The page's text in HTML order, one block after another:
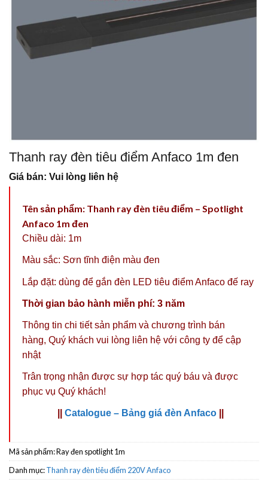
Thanh ray đèn tiêu điểm Anfaco 1m đen
Giá bán: Vui lòng liên hệ
Tên sản phẩm: Thanh ray đèn tiêu điểm – Spotlight
Anfaco 1m đen
Chiều dài: 1m
Màu sắc: Sơn tĩnh điện màu đen
Lắp đặt: dùng để gắn đèn LED tiêu điểm Anfaco đế ray
Thời gian bảo hành miễn phí: 3 năm
Thông tin chi tiết sản phẩm và chương trình bán
hàng, Quý khách vui lòng liên hệ với công ty để cập
nhật
Trân trọng nhận được sự hợp tác quý báu và được
phục vụ Quý khách!
Catalogue – Bảng giá đèn Anfaco
Mã sản phẩm:Ray đen spotlight 1m
Danh mục:Thanh ray đèn tiêu điểm 220V Anfaco